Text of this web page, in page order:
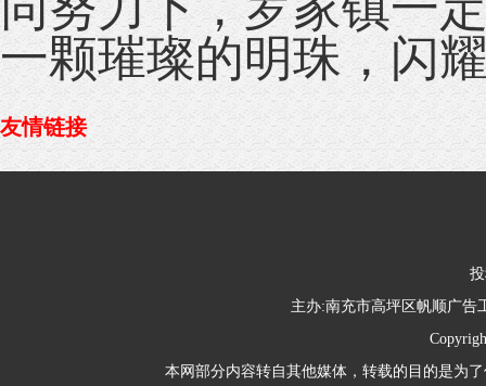
一颗璀璨的明珠，闪
友情链接
主办:南充市高坪区帆顺广
本网部分内容转自其他媒体，转载的目的是为